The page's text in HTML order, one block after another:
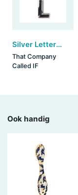
Silver Letter Keyring - L (set van 3)
That Company
Called IF
Ook handig